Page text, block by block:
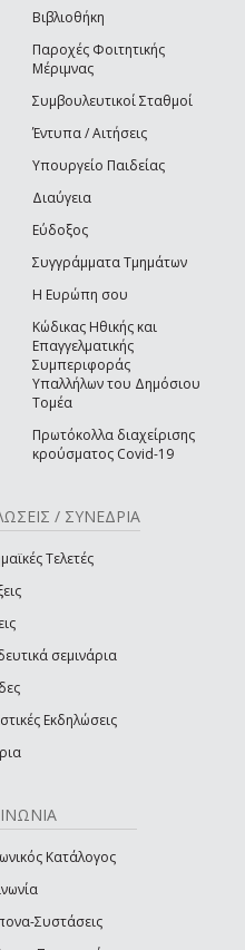
e-mail)
Βιβλιοθήκη
Παροχές Φοιτητικής
Μέριμνας
Συμβουλευτικοί Σταθμοί
Έντυπα / Αιτήσεις
Υπουργείο Παιδείας
Διαύγεια
Εύδοξος
Συγγράμματα Τμημάτων
Η Ευρώπη σου
Κώδικας Ηθικής και
Επαγγελματικής
Συμπεριφοράς
Υπαλλήλων του Δημόσιου
Τομέα
Πρωτόκολλα διαχείρισης
κρούσματος Covid-19
/ ΣΥΝΕΔΡΙΑ
Τελετές
σεμινάρια
Εκδηλώσεις
Κατάλογος
Συστάσεις